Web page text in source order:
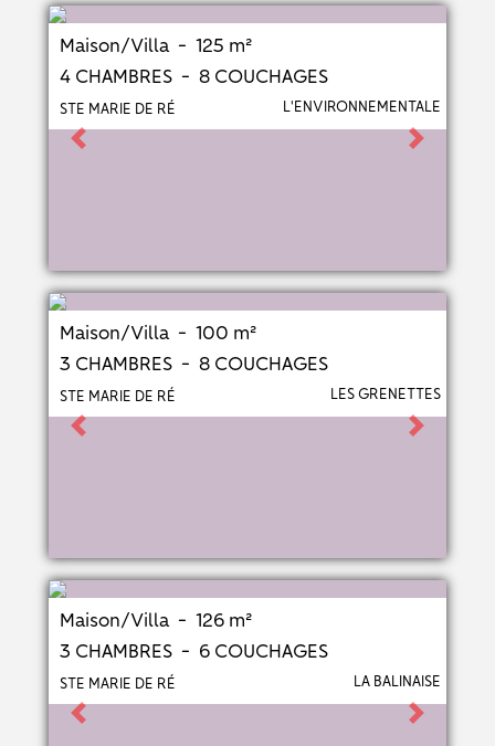
Maison/Villa - 125 m²
4 CHAMBRES - 8 COUCHAGES
STE MARIE DE RÉ L'ENVIRONNEMENTALE
Previous Next
Maison/Villa - 100 m²
3 CHAMBRES - 8 COUCHAGES
STE MARIE DE RÉ LES GRENETTES
Previous Next
Maison/Villa - 126 m²
3 CHAMBRES - 6 COUCHAGES
STE MARIE DE RÉ LA BALINAISE
Previous Next